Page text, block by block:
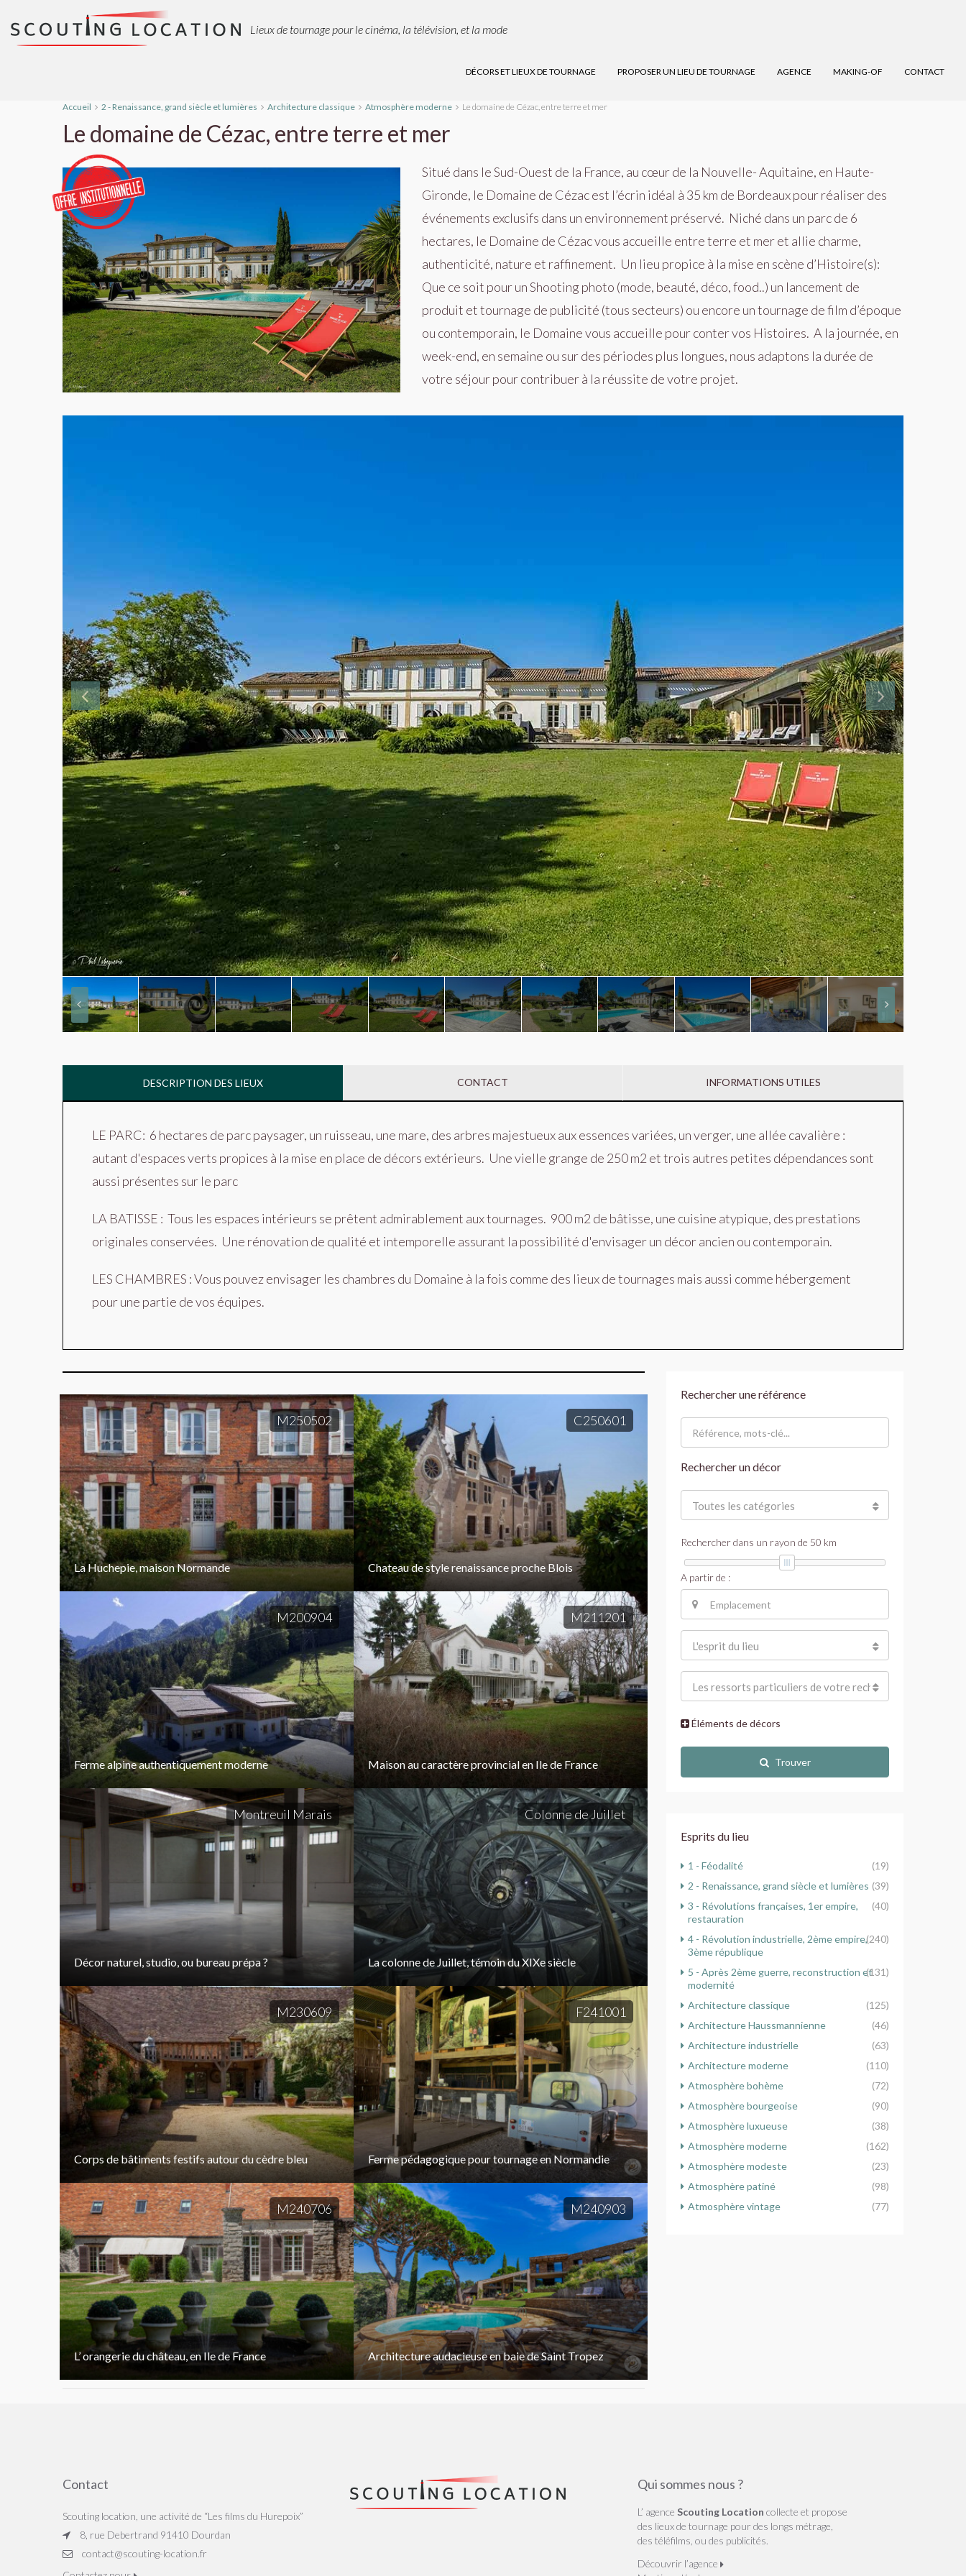
Lieux de tournage pour le cinéma, la télévision, et la mode
DÉCORS ET LIEUX DE TOURNAGE PROPOSER UN LIEU DE TOURNAGE AGENCE MAKING-OF CONTACT
Accueil 2 - Renaissance, grand siècle et lumières Architecture classique Atmosphère moderne Le domaine de Cézac, entre terre et mer
Le domaine de Cézac, entre terre et mer
Situé dans le Sud-Ouest de la France, au cœur de la Nouvelle- Aquitaine, en Haute-
Gironde, le Domaine de Cézac est l’écrin idéal à 35 km de Bordeaux pour réaliser des
événements exclusifs dans un environnement préservé. Niché dans un parc de 6
hectares, le Domaine de Cézac vous accueille entre terre et mer et allie charme,
authenticité, nature et raffinement. Un lieu propice à la mise en scène d’Histoire(s):
Que ce soit pour un Shooting photo (mode, beauté, déco, food..) un lancement de
produit et tournage de publicité (tous secteurs) ou encore un tournage de film d’époque
ou contemporain, le Domaine vous accueille pour conter vos Histoires. A la journée, en
week-end, en semaine ou sur des périodes plus longues, nous adaptons la durée de
votre séjour pour contribuer à la réussite de votre projet.
DESCRIPTION DES LIEUX CONTACT INFORMATIONS UTILES
LE PARC: 6 hectares de parc paysager, un ruisseau, une mare, des arbres majestueux aux essences variées, un verger, une allée cavalière :
autant d'espaces verts propices à la mise en place de décors extérieurs. Une vielle grange de 250 m2 et trois autres petites dépendances sont
aussi présentes sur le parc
LA BATISSE : Tous les espaces intérieurs se prêtent admirablement aux tournages. 900 m2 de bâtisse, une cuisine atypique, des prestations
originales conservées. Une rénovation de qualité et intemporelle assurant la possibilité d'envisager un décor ancien ou contemporain.
LES CHAMBRES :Vous pouvez envisager les chambres du Domaine à la fois comme des lieux de tournages mais aussi comme hébergement
pour une partie de vos équipes.
M250502
La Huchepie, maison Normande
C250601
Chateau de style renaissance proche Blois
M200904
Ferme alpine authentiquement moderne
M211201
Maison au caractère provincial en Ile de France
Montreuil Marais
Décor naturel, studio, ou bureau prépa ?
Colonne de Juillet
La colonne de Juillet, témoin du XIXe siècle
M230609
Corps de bâtiments festifs autour du cèdre bleu
F241001
Ferme pédagogique pour tournage en Normandie
M240706
L’ orangerie du château, en Ile de France
M240903
Architecture audacieuse en baie de Saint Tropez
Rechercher une référence
Rechercher un décor
Toutes les catégories
Rechercher dans un rayon de 50 km
A partir de :
L'esprit du lieu
Les ressorts particuliers de votre recherche
Éléments de décors
Trouver
Esprits du lieu
1 - Féodalité
(19)
2 - Renaissance, grand siècle et lumières (39)
3 - Révolutions françaises, 1er empire,
restauration
(40)
4 - Révolution industrielle, 2ème empire,
3ème république
(240)
5 - Après 2ème guerre, reconstruction et
modernité
(131)
Architecture classique
(125)
Architecture Haussmannienne
(46)
Architecture industrielle
(63)
Architecture moderne
(110)
Atmosphère bohème
(72)
Atmosphère bourgeoise
(90)
Atmosphère luxueuse
(38)
Atmosphère moderne
(162)
Atmosphère modeste
(23)
Atmosphère patiné
(98)
Atmosphère vintage
(77)
Contact
Scouting location, une activité de “Les films du Hurepoix”
8, rue Debertrand 91410 Dourdan
contact@scouting-location.fr
Qui sommes nous ?
L’ agence Scouting Location collecte et propose
des lieux de tournage pour des longs métrage,
des téléfilms, ou des publicités.
Découvrir l’agence